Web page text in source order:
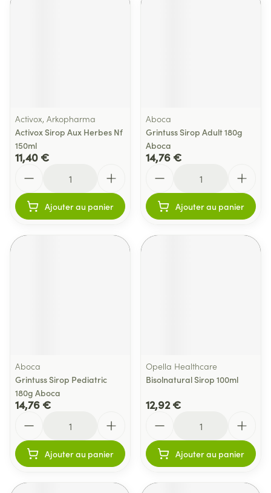
Activox, Arkopharma
Activox Sirop Aux Herbes Nf
150ml
11,40 €
Ajouter au panier
Aboca
Grintuss Sirop Adult 180g
Aboca
14,76 €
Ajouter au panier
Aboca
Grintuss Sirop Pediatric
180g Aboca
14,76 €
Ajouter au panier
Opella Healthcare
Bisolnatural Sirop 100ml
12,92 €
Ajouter au panier